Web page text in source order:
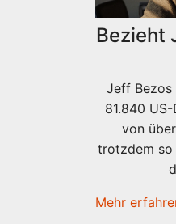
Bezieht
Jeff Bezos
81.840
von
trotzdem so
Mehr